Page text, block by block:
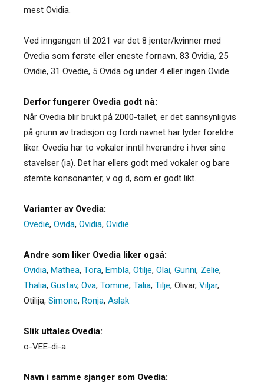
mest Ovidia.
Ved inngangen til 2021 var det 8 jenter/kvinner med
Ovedia som første eller eneste fornavn, 83 Ovidia, 25
Ovidie, 31 Ovedie, 5 Ovida og under 4 eller ingen Ovide.
Derfor fungerer Ovedia godt nå:
Når Ovedia blir brukt på 2000-tallet, er det sannsynligvis
på grunn av tradisjon og fordi navnet har lyder foreldre
liker. Ovedia har to vokaler inntil hverandre i hver sine
stavelser (ia). Det har ellers godt med vokaler og bare
stemte konsonanter, v og d, som er godt likt.
Varianter av Ovedia:
Ovedie, Ovida, Ovidia, Ovidie
Andre som liker Ovedia liker også:
Ovidia, Mathea, Tora, Embla, Otilje, Olai, Gunni, Zelie,
Thalia, Gustav, Ova, Tomine, Talia, Tilje, Olivar, Viljar,
Otilija, Simone, Ronja, Aslak
Slik uttales Ovedia:
o-VEE-di-a
Navn i samme sjanger som Ovedia: